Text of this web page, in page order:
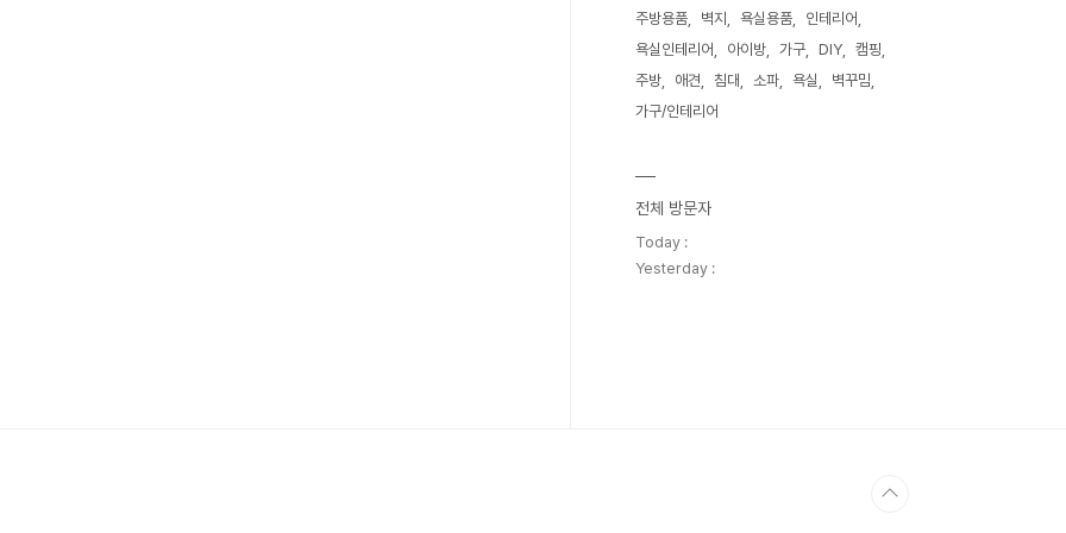
주방용품
벽지 욕실용품
인테리어
욕실인테리어
아이방 가구 DIY
캠핑
주방
애견 침대 소파 욕실
벽꾸밈
가구/인테리어
전체 방문자
Today :
Yesterday :